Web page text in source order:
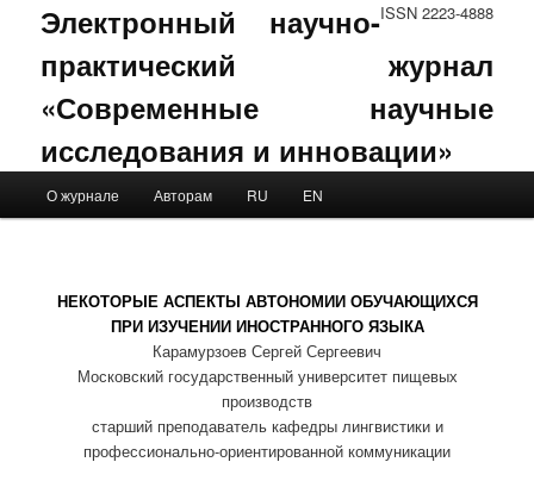
ISSN 2223-4888
Электронный научно-
практический журнал
«Современные научные
исследования и инновации»
Skip to primary content
Skip to secondary content
О журнале Авторам RU EN
НЕКОТОРЫЕ АСПЕКТЫ АВТОНОМИИ ОБУЧАЮЩИХСЯ
ПРИ ИЗУЧЕНИИ ИНОСТРАННОГО ЯЗЫКА
Карамурзоев Сергей Сергеевич
Московский государственный университет пищевых
производств
старший преподаватель кафедры лингвистики и
профессионально-ориентированной коммуникации